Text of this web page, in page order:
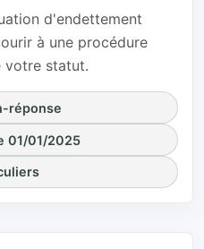
d'endettement
à une procédure
votre statut.
réponse
01/01/2025